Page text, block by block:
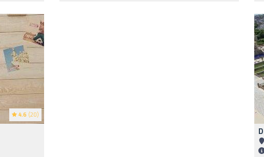
4.6 (20)